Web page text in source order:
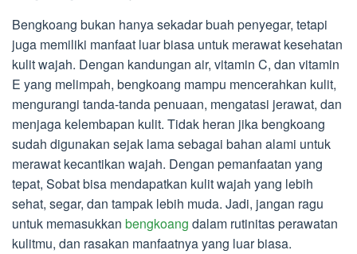
Bengkoang bukan hanya sekadar buah penyegar, tetapi
juga memiliki manfaat luar biasa untuk merawat kesehatan
kulit wajah. Dengan kandungan air, vitamin C, dan vitamin
E yang melimpah, bengkoang mampu mencerahkan kulit,
mengurangi tanda-tanda penuaan, mengatasi jerawat, dan
menjaga kelembapan kulit. Tidak heran jika bengkoang
sudah digunakan sejak lama sebagai bahan alami untuk
merawat kecantikan wajah. Dengan pemanfaatan yang
tepat, Sobat bisa mendapatkan kulit wajah yang lebih
sehat, segar, dan tampak lebih muda. Jadi, jangan ragu
untuk memasukkan bengkoang dalam rutinitas perawatan
kulitmu, dan rasakan manfaatnya yang luar biasa.